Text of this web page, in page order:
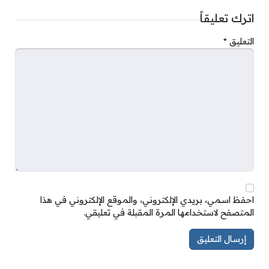
اترك تعليقاً
التعليق *
احفظ اسمي، بريدي الإلكتروني، والموقع الإلكتروني في هذا
المتصفح لاستخدامها المرة المقبلة في تعليقي.